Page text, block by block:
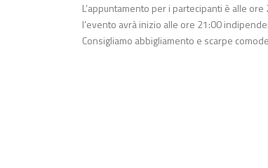
L’appuntamento per i partecipanti è alle ore
l’evento avrà inizio alle ore 21:00
Consigliamo abbigliamento e scarpe